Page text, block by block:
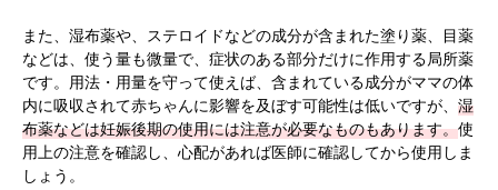
また、湿布薬や、ステロイドなどの成分が含まれた塗り薬、目薬
などは、使う量も微量で、症状のある部分だけに作用する局所薬
です。用法・用量を守って使えば、含まれている成分がママの体
内に吸収されて赤ちゃんに影響を及ぼす可能性は低いですが、 湿
布薬などは妊娠後期の使用には注意が必要なものもあります。使
用上の注意を確認し、心配があれば医師に確認してから使用しま
しょう。